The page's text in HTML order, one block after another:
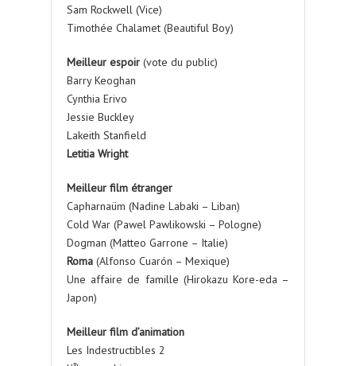
Sam Rockwell (Vice)
Timothée Chalamet (Beautiful Boy)
Meilleur espoir (vote du public)
Barry Keoghan
Cynthia Erivo
Jessie Buckley
Lakeith Stanfield
Letitia Wright
Meilleur film étranger
Capharnaüm (Nadine Labaki – Liban)
Cold War (Pawel Pawlikowski – Pologne)
Dogman (Matteo Garrone – Italie)
Roma (Alfonso Cuarón – Mexique)
Une affaire de famille (Hirokazu Kore-eda –
Japon)
Meilleur film d’animation
Les Indestructibles 2